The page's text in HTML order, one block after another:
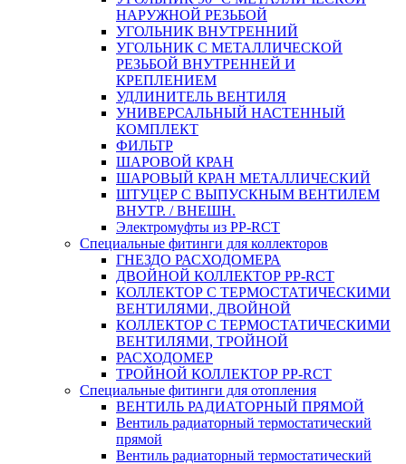
НАРУЖНОЙ РЕЗЬБОЙ
УГОЛЬНИК ВНУТРЕННИЙ
УГОЛЬНИК С МЕТАЛЛИЧЕСКОЙ
РЕЗЬБОЙ ВНУТРЕННЕЙ И
КРЕПЛЕНИЕМ
УДЛИНИТЕЛЬ ВЕНТИЛЯ
УНИВЕРСАЛЬНЫЙ НАСТЕННЫЙ
КОМПЛЕКТ
ФИЛЬТР
ШАРОВОЙ КРАН
ШАРОВЫЙ КРАН МЕТАЛЛИЧЕСКИЙ
ШТУЦЕР С ВЫПУСКНЫМ ВЕНТИЛЕМ
ВНУТР. / ВНЕШН.
Электромуфты из PP-RCT
Специальные фитинги для коллекторов
ГНЕЗДО РАСХОДОМЕРА
ДВОЙНОЙ КОЛЛЕКТОР PP-RCT
КОЛЛЕКТОР С ТЕРМОСТАТИЧЕСКИМИ
ВЕНТИЛЯМИ, ДВОЙНОЙ
КОЛЛЕКТОР С ТЕРМОСТАТИЧЕСКИМИ
ВЕНТИЛЯМИ, ТРОЙНОЙ
РАСХОДОМЕР
ТРОЙНОЙ КОЛЛЕКТОР PP-RCT
Специальные фитинги для отопления
ВЕНТИЛЬ РАДИАТОРНЫЙ ПРЯМОЙ
Вентиль радиаторный термостатический
прямой
Вентиль радиаторный термостатический